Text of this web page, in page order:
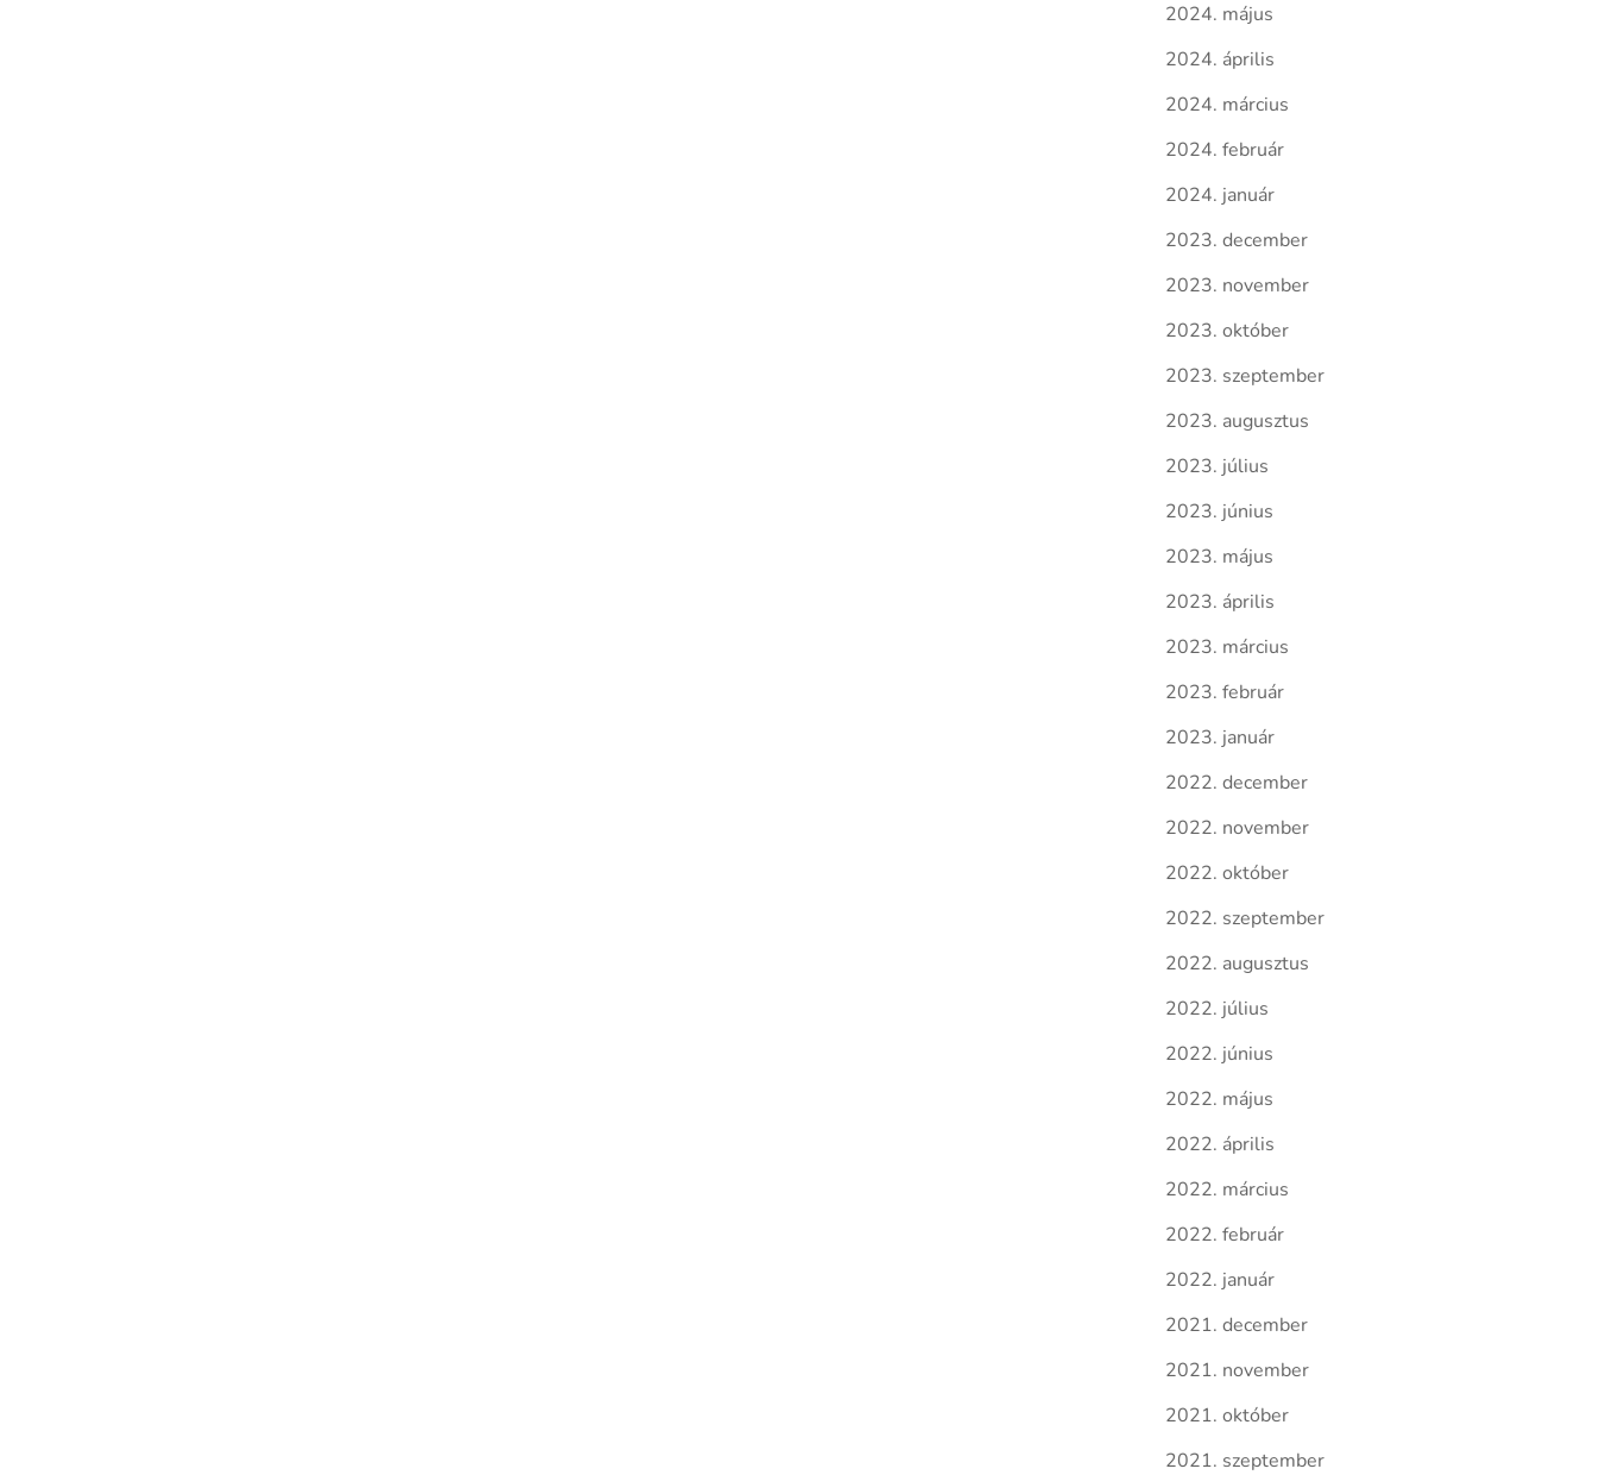
2024. május
2024. április
2024. március
2024. február
2024. január
2023. december
2023. november
2023. október
2023. szeptember
2023. augusztus
2023. július
2023. június
2023. május
2023. április
2023. március
2023. február
2023. január
2022. december
2022. november
2022. október
2022. szeptember
2022. augusztus
2022. július
2022. június
2022. május
2022. április
2022. március
2022. február
2022. január
2021. december
2021. november
2021. október
2021. szeptember